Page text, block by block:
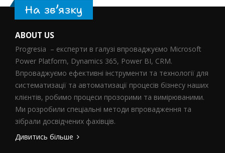
На зв’язку
ABOUT US
Progresia – експерти в галузі впроваджуємо Microsoft
Power Platform, Dynamics 365, Power BI, CRM.
Впроваджуємо ефективні інструменти та технології для
систематизації та автоматизації процесів бізнесу наших
клієнтів, робимо процеси прозорими та вимірюваними.
Ми розробили спеціальні методи впровадження та
зібрали досвідчених фахівців.
Дивитись більше